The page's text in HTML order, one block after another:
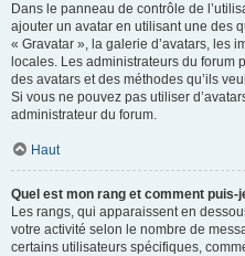
Dans le panneau de contrôle de
ajouter un avatar en utilisant une des
« Gravatar », la galerie d’avatars, les
locales. Les administrateurs du forum
des avatars et des méthodes qu’ils
Si vous ne pouvez pas utiliser
administrateur du forum.
Haut
Quel est mon rang et comment puis-
Les rangs, qui apparaissent en
votre activité selon le nombre de
certains utilisateurs spécifiques,